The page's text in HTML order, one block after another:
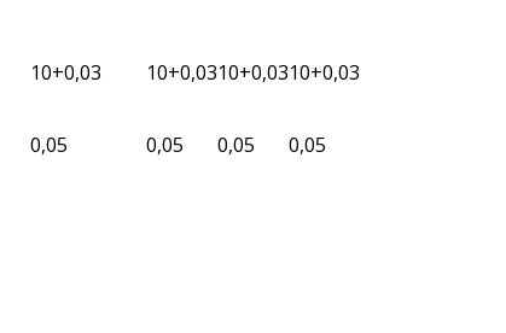
10+0,03 10+0,0310+0,0310+0,03
0,05 0,05 0,05 0,05